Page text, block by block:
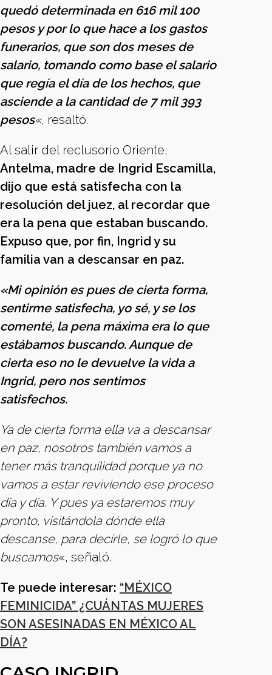
quedó determinada en 616 mil 100
pesos y por lo que hace a los gastos
funerarios, que son dos meses de
salario, tomando como base el salario
que regía el día de los hechos, que
asciende a la cantidad de 7 mil 393
pesos«, resaltó.
Al salir del reclusorio Oriente,
Antelma, madre de Ingrid Escamilla,
dijo que está satisfecha con la
resolución del juez, al recordar que
era la pena que estaban buscando.
Expuso que, por fin, Ingrid y su
familia van a descansar en paz.
«Mi opinión es pues de cierta forma,
sentirme satisfecha, yo sé, y se los
comenté, la pena máxima era lo que
estábamos buscando. Aunque de
cierta eso no le devuelve la vida a
Ingrid, pero nos sentimos
satisfechos.
Ya de cierta forma ella va a descansar
en paz, nosotros también vamos a
tener más tranquilidad porque ya no
vamos a estar reviviendo ese proceso
día y día. Y pues ya estaremos muy
pronto, visitándola dónde ella
descanse, para decirle, se logró lo que
buscamos«, señaló.
Te puede interesar: “MÉXICO
FEMINICIDA” ¿CUÁNTAS MUJERES
SON ASESINADAS EN MÉXICO AL
DÍA?